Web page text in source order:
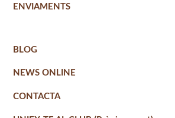
ENVIAMENTS
BLOG
NEWS ONLINE
CONTACTA